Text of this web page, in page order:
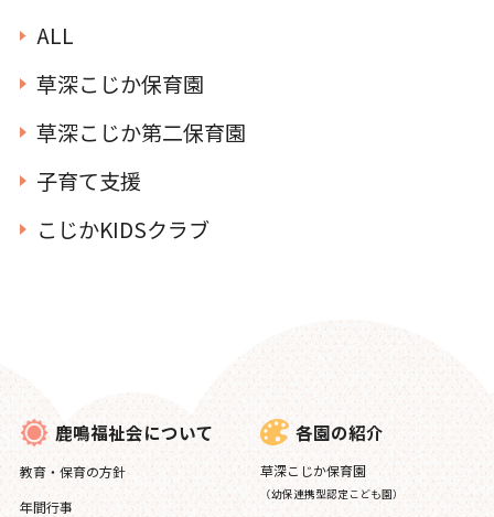
ALL
草深こじか保育園
草深こじか第二保育園
子育て支援
こじかKIDSクラブ
鹿鳴福祉会について
教育・保育の方針
年間行事
各園の紹介
草深こじか保育園
（幼保連携型認定こども園）